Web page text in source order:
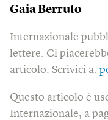
Gaia Berruto
Internazionale
lettere. Ci
articolo. Scrivici a:
Questo articolo è
Internazionale, a